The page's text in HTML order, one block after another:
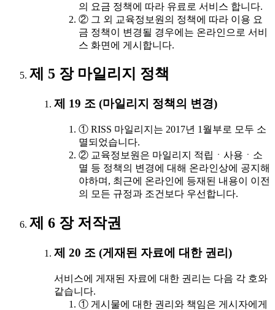
의 요금 정책에 따라 유료로 서비스 합니다.
② 그 외 교육정보원의 정책에 따라 이용 요
금 정책이 변경될 경우에는 온라인으로 서비
스 화면에 게시합니다.
제 5 장 마일리지 정책
제 19 조 (마일리지 정책의 변경)
① RISS 마일리지는 2017년 1월부로 모두 소
멸되었습니다.
② 교육정보원은 마일리지 적립ㆍ사용ㆍ소
멸 등 정책의 변경에 대해 온라인상에 공지해
야하며, 최근에 온라인에 등재된 내용이 이전
의 모든 규정과 조건보다 우선합니다.
제 6 장 저작권
제 20 조 (게재된 자료에 대한 권리)
서비스에 게재된 자료에 대한 권리는 다음 각 호와
같습니다.
① 게시물에 대한 권리와 책임은 게시자에게